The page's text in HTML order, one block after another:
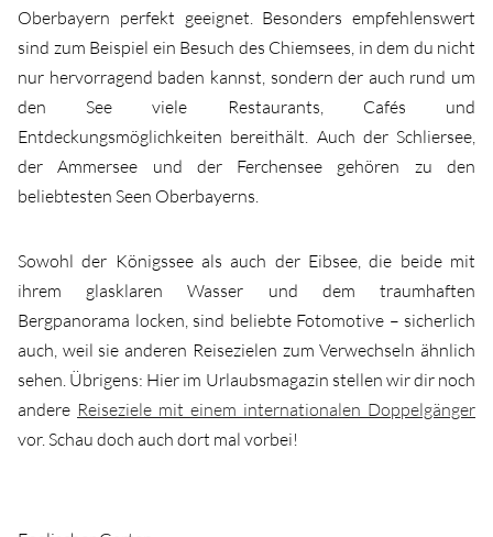
Oberbayern perfekt geeignet. Besonders empfehlenswert
sind zum Beispiel ein Besuch des Chiemsees, in dem du nicht
nur hervorragend baden kannst, sondern der auch rund um
den See viele Restaurants, Cafés und
Entdeckungsmöglichkeiten bereithält. Auch der Schliersee,
der Ammersee und der Ferchensee gehören zu den
beliebtesten Seen Oberbayerns.
Sowohl der Königssee als auch der Eibsee, die beide mit
ihrem glasklaren Wasser und dem traumhaften
Bergpanorama locken, sind beliebte Fotomotive – sicherlich
auch, weil sie anderen Reisezielen zum Verwechseln ähnlich
sehen. Übrigens: Hier im Urlaubsmagazin stellen wir dir noch
andere Reiseziele mit einem internationalen Doppelgänger
vor. Schau doch auch dort mal vorbei!